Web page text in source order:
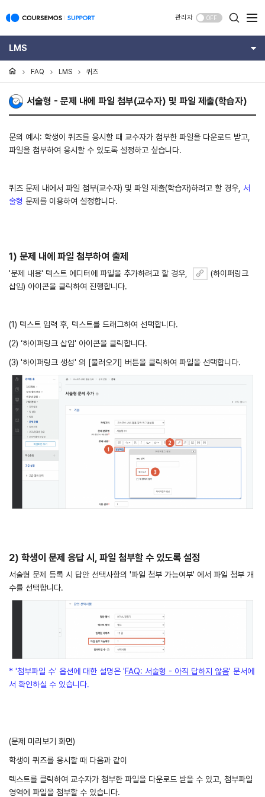
관리자 OFF
LMS
FAQ LMS 퀴즈
서술형 - 문제 내에 파일 첨부(교수자) 및 파일 제출(학습자)
문의 예시: 학생이 퀴즈를 응시할 때 교수자가 첨부한 파일을 다운로드 받고,
파일을 첨부하여 응시할 수 있도록 설정하고 싶습니다.
퀴즈 문제 내에서 파일 첨부(교수자) 및 파일 제출(학습자)하려고 할 경우, 서
술형 문제를 이용하여 설정합니다.
1) 문제 내에 파일 첨부하여 출제
'문제 내용' 텍스트 에디터에 파일을 추가하려고 할 경우,
(하이퍼링크
삽입) 아이콘을 클릭하여 진행합니다.
(1) 텍스트 입력 후, 텍스트를 드래그하여 선택합니다.
(2) ‘하이퍼링크 삽입' 아이콘을 클릭합니다.
(3) '하이퍼링크 생성' 의 [불러오기] 버튼을 클릭하여 파일을 선택합니다.
2) 학생이 문제 응답 시, 파일 첨부할 수 있도록 설정
서술형 문제 등록 시 답안 선택사항의 '파일 첨부 가능여부' 에서 파일 첨부 개
수를 선택합니다.
* '첨부파일 수' 옵션에 대한 설명은 'FAQ: 서술형 - 아직 답하지 않음' 문서에
서 확인하실 수 있습니다.
(문제 미리보기 화면)
학생이 퀴즈를 응시할 때 다음과 같이
텍스트를 클릭하여 교수자가 첨부한 파일을 다운로드 받을 수 있고, 첨부파일
영역에 파일을 첨부할 수 있습니다.